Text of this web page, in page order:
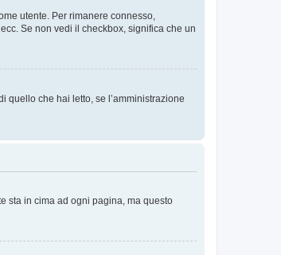
utente. Per rimanere connesso,
Se non vedi il checkbox, significa che un
quello che hai letto, se l’amministrazione
sta in cima ad ogni pagina, ma questo